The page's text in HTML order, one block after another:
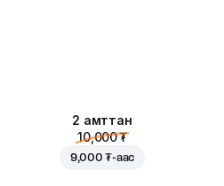
2 амттан
10,000 ₮
9,000 ₮-аас